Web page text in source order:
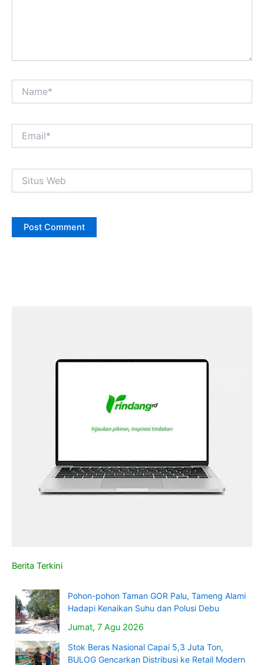
Web
Berita Terkini
Pohon-pohon Taman GOR Palu, Tameng Alami
Hadapi Kenaikan Suhu dan Polusi Debu
Jumat, 7 Agu 2026
Stok Beras Nasional Capai 5,3 Juta Ton,
BULOG Gencarkan Distribusi ke Retail Modern